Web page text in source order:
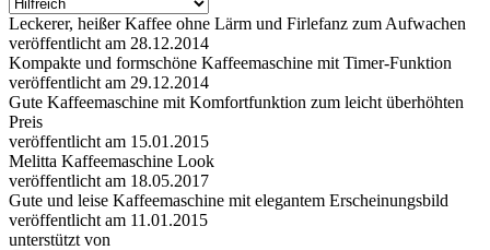
Leckerer, heißer Kaffee ohne Lärm und Firlefanz zum Aufwachen
veröffentlicht am 28.12.2014
Kompakte und formschöne Kaffeemaschine mit Timer-Funktion
veröffentlicht am 29.12.2014
Gute Kaffeemaschine mit Komfortfunktion zum leicht überhöhten
Preis
veröffentlicht am 15.01.2015
Melitta Kaffeemaschine Look
veröffentlicht am 18.05.2017
Gute und leise Kaffeemaschine mit elegantem Erscheinungsbild
veröffentlicht am 11.01.2015
unterstützt von